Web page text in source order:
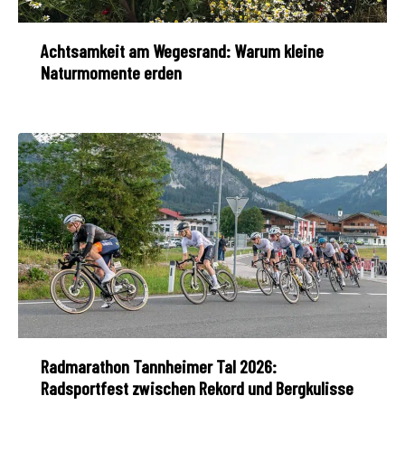
Achtsamkeit am Wegesrand: Warum kleine
Naturmomente erden
Radmarathon Tannheimer Tal 2026:
Radsportfest zwischen Rekord und Bergkulisse